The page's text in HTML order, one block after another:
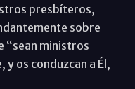
presbíteros,
sobre
“sean ministros
os conduzcan a Él,